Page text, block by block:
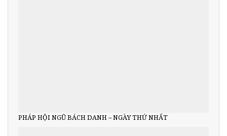
PHÁP HỘI NGŨ BÁCH DANH – NGÀY THỨ NHẤT